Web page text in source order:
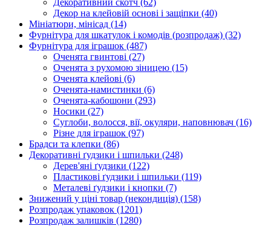
Декоративний скотч (62)
Декор на клейовій основі і защіпки (40)
Мініатюри, мінісад (14)
Фурнітура для шкатулок і комодів (розпродаж) (32)
Фурнітура для іграшок (487)
Оченята гвинтові (27)
Оченята з рухомою зіницею (15)
Оченята клейові (6)
Оченята-намистинки (6)
Оченята-кабошони (293)
Носики (27)
Суглоби, волосся, вії, окуляри, наповнювач (16)
Різне для іграшок (97)
Брадси та клепки (86)
Декоративні ґудзики і шпильки (248)
Дерев'яні ґудзики (122)
Пластикові ґудзики і шпильки (119)
Металеві ґудзики і кнопки (7)
Знижений у ціні товар (некондиція) (158)
Розпродаж упаковок (1201)
Розпродаж залишків (1280)